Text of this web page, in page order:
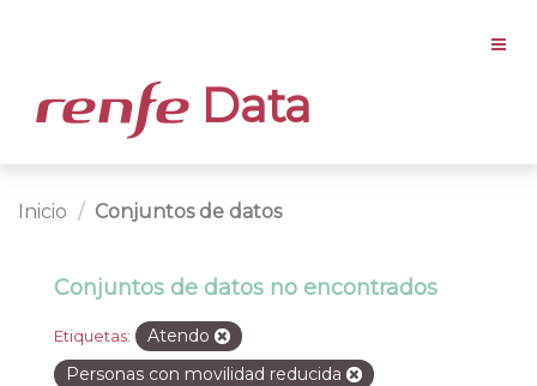
Data
Inicio Conjuntos de datos
Conjuntos de datos no encontrados
Etiquetas:
Atendo
Personas con movilidad reducida